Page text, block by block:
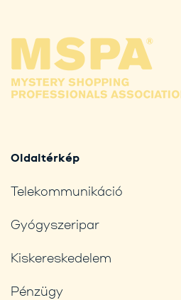
Oldaltérkép
Telekommunikáció
Gyógyszeripar
Kiskereskedelem
Pénzügy